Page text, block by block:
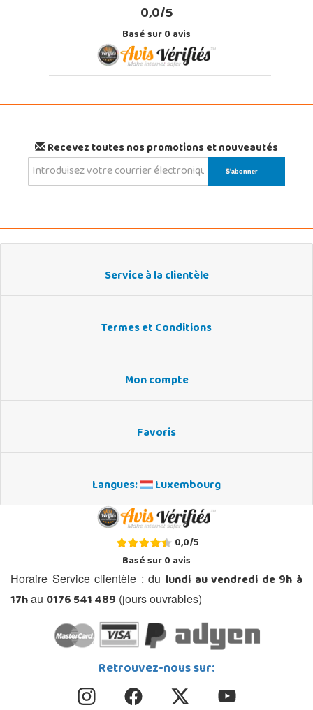
0,0/5
Basé sur0avis
Recevez toutes nos promotions et nouveautés
Service à la clientèle
Termes et Conditions
Mon compte
Favoris
Langues: Luxembourg
0,0/5
Basé sur0avis
Horaire Service clientèle : du lundi au vendredi de 9h à
17hau 0176 541 489 (jours ouvrables)
Retrouvez-nous sur: